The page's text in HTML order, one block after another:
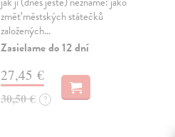
změť městských státečků
založených…
Zasielame do 12 dní
27,45 €
30,50 € ?